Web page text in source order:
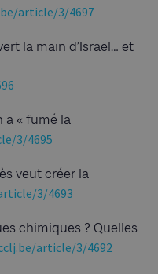
article/3/4697
la main d’Israël… et
a « fumé la
3/4695
veut créer la
3/4693
chimiques ? Quelles
article/3/4692